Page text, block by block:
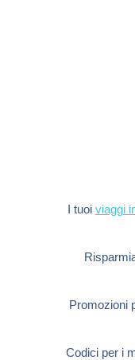
I tuoi viaggi
Promozioni
Codici per i